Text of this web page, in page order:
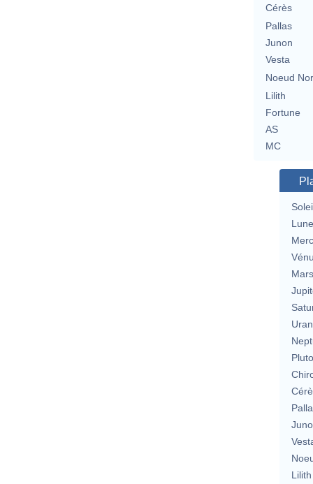
Cérès
Pallas
Junon
Vesta
Noeud
Lilith
Fortune
AS
MC
Lune
Mars
Lilith